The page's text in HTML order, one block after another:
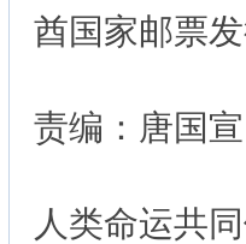
酋国家邮票发
责编：唐国
人类命运共